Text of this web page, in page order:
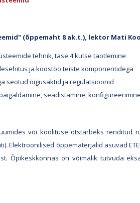
(õppemaht 8 ak.t.), lektor Mati
tehnik, tase 4 kutse taotlemine
ja koostöö teiste komponentidega
seotud õigusaktid ja regulatsioonid
seadistamine,
või koolituse otstarbeks
Elektroonilised õppematerjalid asuvad
Õpikeskkonnas on võimalik tutvuda